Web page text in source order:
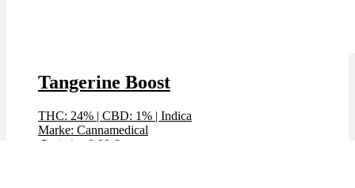
Tangerine Boost
THC: 24% | CBD: 1% | Indica
Marke: Cannamedical
Preis / g: 8,99 €